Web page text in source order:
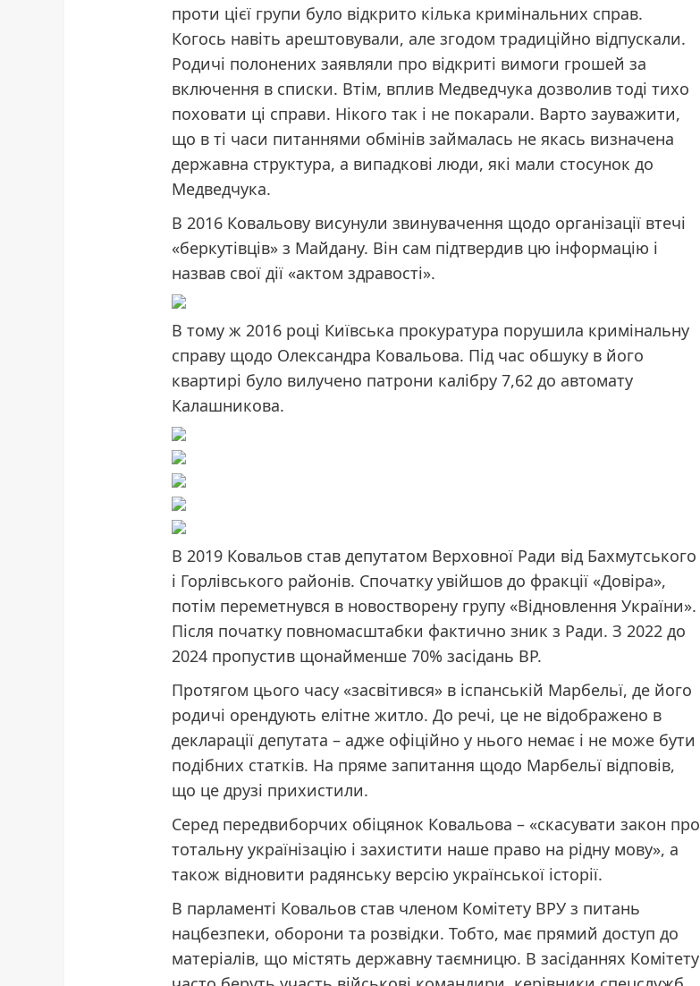
проти цієї групи було відкрито кілька кримінальних справ.
Когось навіть арештовували, але згодом традиційно відпускали.
Родичі полонених заявляли про відкриті вимоги грошей за
включення в списки. Втім, вплив Медведчука дозволив тоді тихо
поховати ці справи. Нікого так і не покарали. Варто зауважити,
що в ті часи питаннями обмінів займалась не якась визначена
державна структура, а випадкові люди, які мали стосунок до
Медведчука.
В 2016 Ковальову висунули звинувачення щодо організації втечі
«беркутівців» з Майдану. Він сам підтвердив цю інформацію і
назвав свої дії «актом здравості».
В тому ж 2016 році Київська прокуратура порушила кримінальну
справу щодо Олександра Ковальова. Під час обшуку в його
квартирі було вилучено патрони калібру 7,62 до автомату
Калашникова.
В 2019 Ковальов став депутатом Верховної Ради від Бахмутського
і Горлівського районів. Спочатку увійшов до фракції «Довіра»,
потім переметнувся в новостворену групу «Відновлення України».
Після початку повномасштабки фактично зник з Ради. З 2022 до
2024 пропустив щонайменше 70% засідань ВР.
Протягом цього часу «засвітився» в іспанській Марбельї, де його
родичі орендують елітне житло. До речі, це не відображено в
декларації депутата – адже офіційно у нього немає і не може бути
подібних статків. На пряме запитання щодо Марбельї відповів,
що це друзі прихистили.
Серед передвиборчих обіцянок Ковальова – «скасувати закон про
тотальну українізацію і захистити наше право на рідну мову», а
також відновити радянську версію української історії.
В парламенті Ковальов став членом Комітету ВРУ з питань
нацбезпеки, оборони та розвідки. Тобто, має прямий доступ до
матеріалів, що містять державну таємницю. В засіданнях Комітету